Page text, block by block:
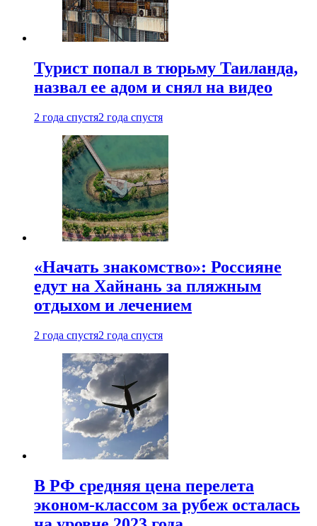
Турист попал в тюрьму Таиланда,
назвал ее адом и снял на видео
2 года спустя2 года спустя
«Начать знакомство»: Россияне
едут на Хайнань за пляжным
отдыхом и лечением
2 года спустя2 года спустя
В РФ средняя цена перелета
эконом-классом за рубеж осталась